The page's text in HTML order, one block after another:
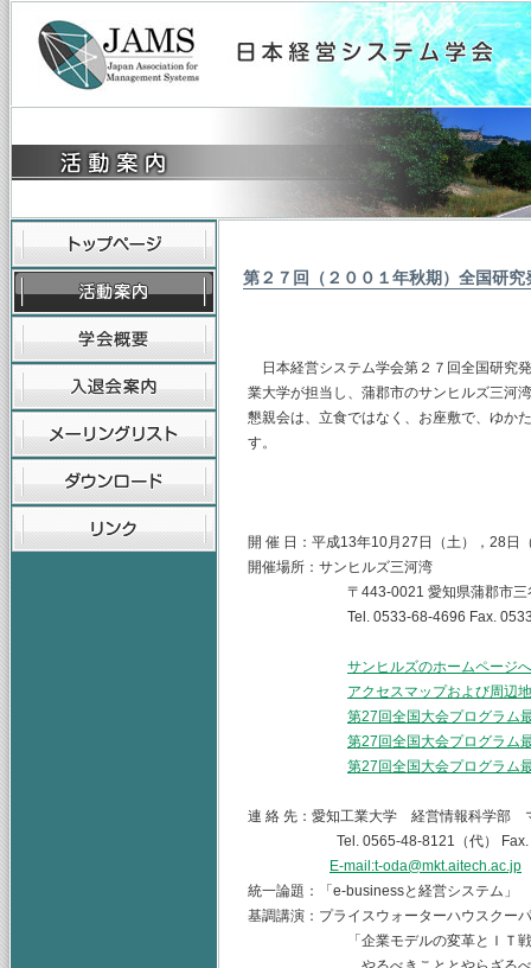
第２７回（２００１年秋期）全国研究
日本経営システム学会第２７回全国研究
業大学が担当し、蒲郡市のサンヒルズ三河
懇親会は、立食ではなく、お座敷で、ゆか
す。
開 催 日：平成13年10月27日（土），28日
開催場所：サンヒルズ三河湾
〒443-0021 愛知県蒲郡市三谷
Tel. 0533-68-4696 Fax. 0533-
サンヒルズのホームページ
アクセスマップおよび周辺
第27回全国大会プログラム
第27回全国大会プログラム
第27回全国大会プログラム
連 絡 先：愛知工業大学 経営情報科学部
Tel. 0565-48-8121（代） Fax.
E-mail:t-oda@mkt.aitech.ac.jp
統一論題：「e-businessと経営システム」
基調講演：プライスウォーターハウスク
「企業モデルの変革とＩＴ戦略